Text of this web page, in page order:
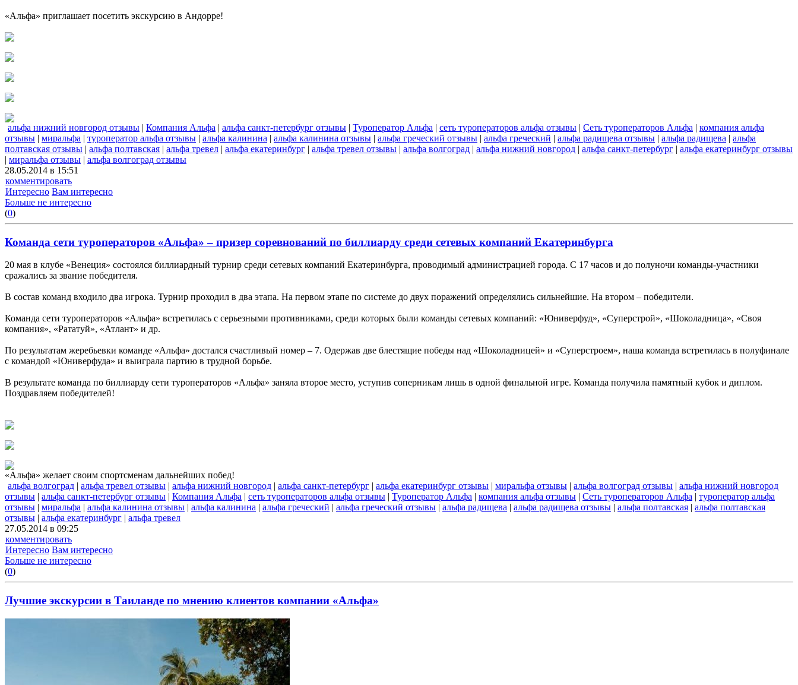
«Альфа» приглашает посетить экскурсию в Андорре!
альфа нижний новгород отзывы | Компания Альфа | альфа санкт-петербург отзывы | Туроператор Альфа | сеть туроператоров альфа отзывы | Сеть туроператоров Альфа | компания альфа
отзывы | миральфа | туроператор альфа отзывы | альфа калинина | альфа калинина отзывы | альфа греческий отзывы | альфа греческий | альфа радищева отзывы | альфа радищева | альфа
полтавская отзывы | альфа полтавская | альфа тревел | альфа екатеринбург | альфа тревел отзывы | альфа волгоград | альфа нижний новгород | альфа санкт-петербург | альфа екатеринбург отзывы
| миральфа отзывы | альфа волгоград отзывы
28.05.2014 в 15:51
комментировать
Интересно Вам интересно
Больше не интересно
(0)
Команда сети туроператоров «Альфа» – призер соревнований по биллиарду среди сетевых компаний Екатеринбурга
20 мая в клубе «Венеция» состоялся биллиардный турнир среди сетевых компаний Екатеринбурга, проводимый администрацией города. С 17 часов и до полуночи команды-участники
сражались за звание победителя.
В состав команд входило два игрока. Турнир проходил в два этапа. На первом этапе по системе до двух поражений определялись сильнейшие. На втором – победители.
Команда сети туроператоров «Альфа» встретилась с серьезными противниками, среди которых были команды сетевых компаний: «Юниверфуд», «Суперстрой», «Шоколадница», «Своя
компания», «Рататуй», «Атлант» и др.
По результатам жеребьевки команде «Альфа» достался счастливый номер – 7. Одержав две блестящие победы над «Шоколадницей» и «Суперстроем», наша команда встретилась в полуфинале
с командой «Юниверфуда» и выиграла партию в трудной борьбе.
В результате команда по биллиарду сети туроператоров «Альфа» заняла второе место, уступив соперникам лишь в одной финальной игре. Команда получила памятный кубок и диплом.
Поздравляем победителей!
«Альфа» желает своим спортсменам дальнейших побед!
альфа волгоград | альфа тревел отзывы | альфа нижний новгород | альфа санкт-петербург | альфа екатеринбург отзывы | миральфа отзывы | альфа волгоград отзывы | альфа нижний новгород
отзывы | альфа санкт-петербург отзывы | Компания Альфа | сеть туроператоров альфа отзывы | Туроператор Альфа | компания альфа отзывы | Сеть туроператоров Альфа | туроператор альфа
отзывы | миральфа | альфа калинина отзывы | альфа калинина | альфа греческий | альфа греческий отзывы | альфа радищева | альфа радищева отзывы | альфа полтавская | альфа полтавская
отзывы | альфа екатеринбург | альфа тревел
27.05.2014 в 09:25
комментировать
Интересно Вам интересно
Больше не интересно
(0)
Лучшие экскурсии в Таиланде по мнению клиентов компании «Альфа»